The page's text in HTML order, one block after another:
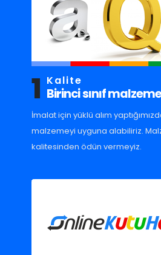
1 Kalite
Birinci sınıf malzeme
İmalat için yüklü alım
malzemeyi uyguna alabiliriz.
kalitesinden ödün vermeyiz.